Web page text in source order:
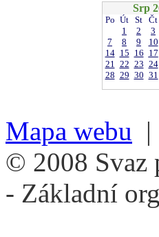
Srp
Po Út St Čt
1
2 3
7
8 9 10
14 15 16 17
21 22 23 24
28 29 30 31
Mapa webu |
© 2008 Svaz
- Základní